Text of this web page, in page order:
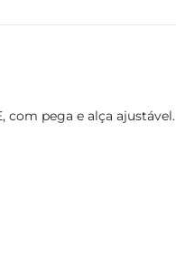
com pega e alça ajustável.